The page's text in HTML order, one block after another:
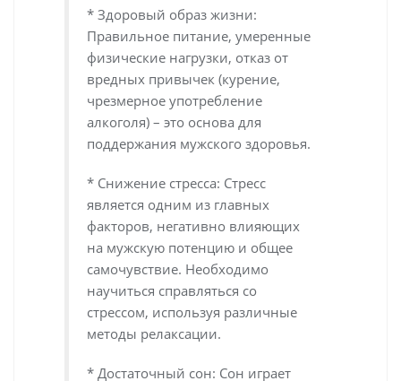
* Здоровый образ жизни:
Правильное питание, умеренные
физические нагрузки, отказ от
вредных привычек (курение,
чрезмерное употребление
алкоголя) – это основа для
поддержания мужского здоровья.
* Снижение стресса: Стресс
является одним из главных
факторов, негативно влияющих
на мужскую потенцию и общее
самочувствие. Необходимо
научиться справляться со
стрессом, используя различные
методы релаксации.
* Достаточный сон: Сон играет